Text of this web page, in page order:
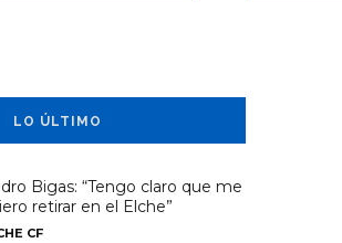
LO ÚLTIMO
Bigas: “Tengo claro que me
retirar en el Elche”
CF